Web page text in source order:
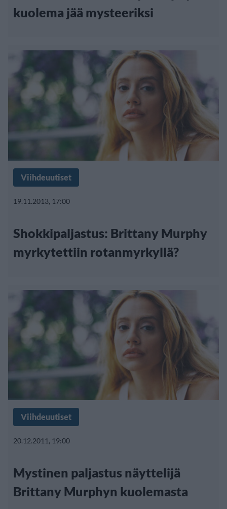
kuolema jää mysteeriksi
Viihdeuutiset
19.11.2013, 17:00
Shokkipaljastus: Brittany Murphy
myrkytettiin rotanmyrkyllä?
Viihdeuutiset
20.12.2011, 19:00
Mystinen paljastus näyttelijä
Brittany Murphyn kuolemasta